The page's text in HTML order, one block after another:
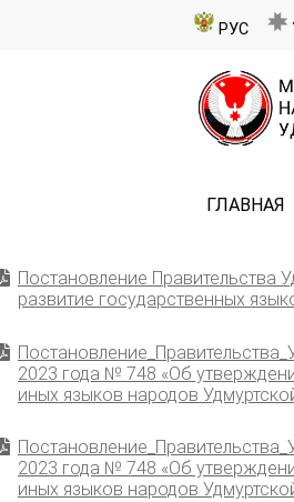
РУС
ГЛАВНАЯ
Постановление Правительства
развитие государственных
2023 года № 748 «Об
иных языков народов
2023 года № 748 «Об
иных языков народов